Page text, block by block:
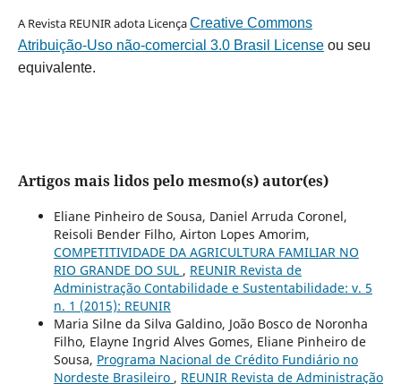
A Revista REUNIR adota LicençaCreative Commons
Atribuição-Uso não-comercial 3.0 Brasil Licenseou seu
equivalente.
Artigos mais lidos pelo mesmo(s) autor(es)
Eliane Pinheiro de Sousa, Daniel Arruda Coronel,
Reisoli Bender Filho, Airton Lopes Amorim,
COMPETITIVIDADE DA AGRICULTURA FAMILIAR NO
RIO GRANDE DO SUL , REUNIR Revista de
Administração Contabilidade e Sustentabilidade: v. 5
n. 1 (2015): REUNIR
Maria Silne da Silva Galdino, João Bosco de Noronha
Filho, Elayne Ingrid Alves Gomes, Eliane Pinheiro de
Sousa, Programa Nacional de Crédito Fundiário no
Nordeste Brasileiro , REUNIR Revista de Administração